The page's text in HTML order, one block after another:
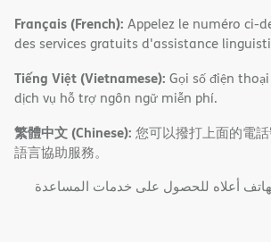
Français (French): Appelez le numéro ci-
des services gratuits d'assistance
Tiếng Việt (Vietnamese): Gọi số điện
dịch vụ hỗ trợ ngôn ngữ miễn phí.
繁體中文 (Chinese): 您可以撥打上面的電
語言協助服務。
أﻋﻼه ﻟﻠﺤﺼﻮل ﻋﻠﻰ ﺧﺪﻣﺎت اﻟﻤﺴﺎﻋﺪة